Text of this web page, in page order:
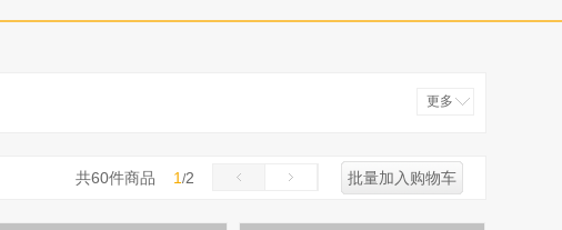
更多
共60件商品 1 /2 批量加入购物车